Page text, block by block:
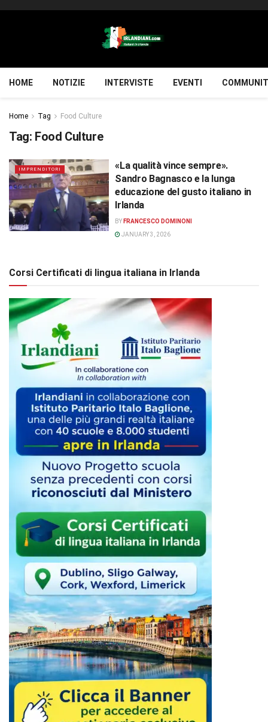
HOME NOTIZIE INTERVISTE EVENTI
Home Tag Food Culture
Tag: Food Culture
IMPRENDITORI
«La qualità vince sempre».
Sandro Bagnasco e la lunga
educazione del gusto italiano in
Irlanda
BY FRANCESCO DOMINONI
JANUARY 3, 2026
Corsi Certificati di lingua italiana in Irlanda